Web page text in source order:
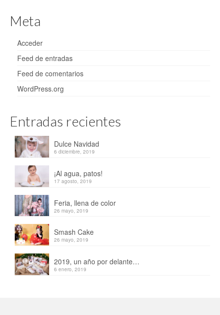
Meta
Acceder
Feed de entradas
Feed de comentarios
WordPress.org
Entradas recientes
Dulce Navidad
6 diciembre, 2019
¡Al agua, patos!
17 agosto, 2019
Feria, llena de color
26 mayo, 2019
Smash Cake
26 mayo, 2019
2019, un año por delante…
6 enero, 2019